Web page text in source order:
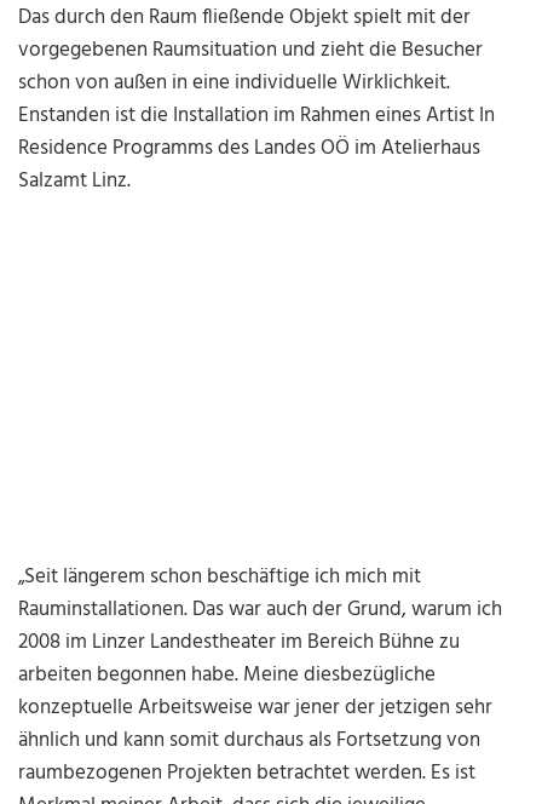
Das durch den Raum fließende Objekt spielt mit der
vorgegebenen Raumsituation und zieht die Besucher
schon von außen in eine individuelle Wirklichkeit.
Enstanden ist die Installation im Rahmen eines Artist In
Residence Programms des Landes OÖ im Atelierhaus
Salzamt Linz.
„Seit längerem schon beschäftige ich mich mit
Rauminstallationen. Das war auch der Grund, warum ich
2008 im Linzer Landestheater im Bereich Bühne zu
arbeiten begonnen habe. Meine diesbezügliche
konzeptuelle Arbeitsweise war jener der jetzigen sehr
ähnlich und kann somit durchaus als Fortsetzung von
raumbezogenen Projekten betrachtet werden. Es ist